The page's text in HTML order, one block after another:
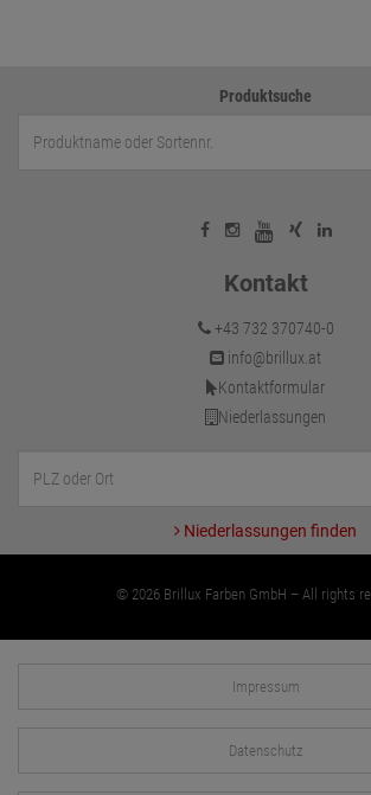
Produktsuche
Kontakt
+43 732 370740-0
info@brillux.at
Kontaktformular
Niederlassungen
Niederlassungen finden
© 2026 Brillux Farben GmbH – All rights
Impressum
Datenschutz